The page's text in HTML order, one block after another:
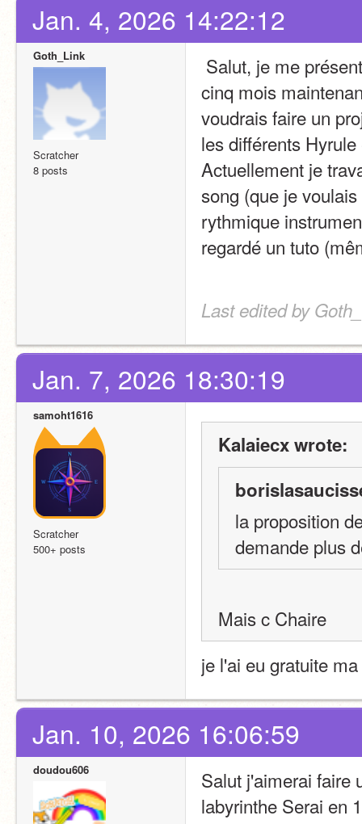
Jan. 4, 2026 14:22:12
Goth_Link
Scratcher
8 posts
cinq mois
voudrais faire un
les différents
Actuellement je
song (que je
rythmique
regardé un tuto
Last edited by
Jan. 7, 2026 18:30:19
samoht1616
Scratcher
500+ posts
Kalaiecx wrote:
la proposition
demande plus
Mais c Chaire
je l'ai eu gratuite
Jan. 10, 2026 16:06:59
doudou606
Salut j'aimerai faire
labyrinthe Serai en